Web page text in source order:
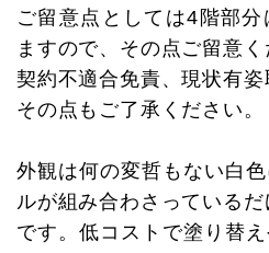
ご留意点としては4階部
ますので、その点ご留意く
契約不適合免責、現状有姿
その点もご了承ください。
外観は何の変哲もない白
ルが組み合わさっているだ
です。低コストで塗り替